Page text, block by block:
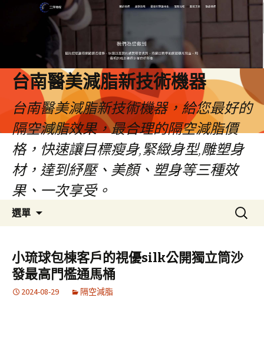
台南醫美減脂新技術機器
台南醫美減脂新技術機器，給您最好的
隔空減脂效果，最合理的隔空減脂價
格，快速讓目標瘦身,緊緻身型,雕塑身
材，達到紓壓、美顏、塑身等三種效
果、一次享受。
選單
容
搜
尋
鍵
字:
小琉球包棟客戶的視優silk公開獨立筒沙
發最高門檻通馬桶
2024-08-29 隔空減脂